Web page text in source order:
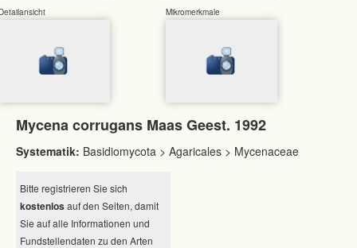
Mikromerkmale
Mycena corrugans Maas Geest. 1992
Systematik: Basidiomycota > Agaricales > Mycenaceae
Bitte registrieren Sie sich
kostenlos auf den Seiten, damit
Sie auf alle Informationen und
Fundstellendaten zu den Arten